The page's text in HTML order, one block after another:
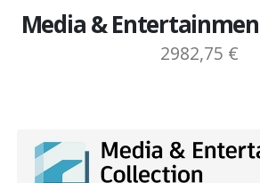
Media &
2982,75 €